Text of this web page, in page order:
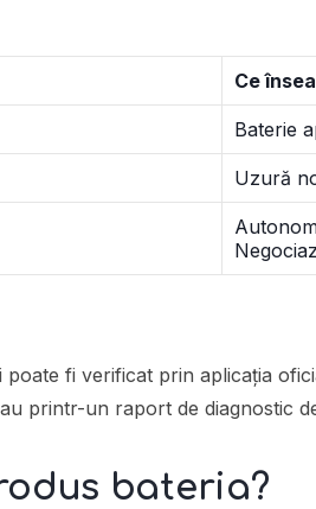
Ce
Baterie
Uzură
poate fi verificat prin aplicația
printr-un raport de diagnostic
bateria?